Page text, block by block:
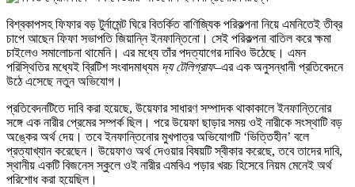
বিশ্বকাপসহ ফিফার বড় টুর্নামেন্ট ঘিরে বিতর্কিত বাণিজ্যিক পরিকল্পনা নিয়ে এমনিতেই তীব্র
চাপে আছেন ফিফা সভাপতি জিয়ান্নি ইনফান্তিনো। সেই পরিকল্পনা বাতিল করে ক্ষমা
চাইলেও সমালোচনা থামেনি। এর মধ্যে তাঁর পদত্যাগের দাবিও উঠেছে। এমন
পরিস্থিতির মধ্যেই ব্রিটিশ সংবাদমাধ্যম দ্য টেলিগ্রাফ–এর এক অনুসন্ধানী প্রতিবেদনে
উঠে এসেছে নতুন অভিযোগ।
প্রতিবেদনটিতে দাবি করা হয়েছে, উয়েফার সাধারণ সম্পাদক থাকাকালে ইনফান্তিনোর
সঙ্গে এক নারীর প্রেমের সম্পর্ক ছিল। পরে উয়েফা ছাড়ার সময় ওই নারীকে সংস্থাটি বড়
অঙ্কের অর্থ দেয়। তবে ইনফান্তিনোর মুখপাত্র অভিযোগটি ‘ভিত্তিহীন’ বলে
প্রত্যাখ্যান করেছেন। উয়েফাও অর্থ দেওয়ার বিষয়টি স্বীকার করেছে, তবে তাদের দাবি,
স্থানীয় একটি বিজনেস স্কুলে ওই নারীর এমবিএ পড়ার খরচ হিসেবে নিয়ম মেনেই অর্থ
পরিশোধ করা হয়েছিল।